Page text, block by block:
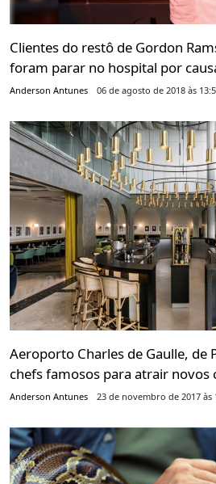
Clientes do restô de Gordon
foram parar no hospital por
Anderson Antunes 06 de agosto de 2018 às
Aeroporto Charles de Gaulle, de
chefs famosos para atrair novos
Anderson Antunes 23 de novembro de 2017 às